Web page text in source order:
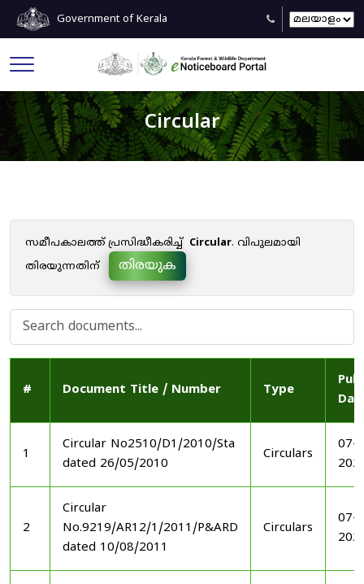
Government of Kerala
Circular
സമീപകാലത്ത് പ്രസിദ്ധീകരിച്ച് Circular. വിപുലമായി
തിരയുന്നതിന്
തിരയുക
# Document Title / Number Type
1
Circular No2510/D1/2010/Sta
dated 26/05/2010
Circulars
07-
2
Circular
No.9219/AR12/1/2011/P&ARD
dated 10/08/2011
Circulars
07-